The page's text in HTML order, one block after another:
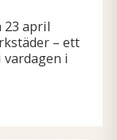
23 april
– ett
i